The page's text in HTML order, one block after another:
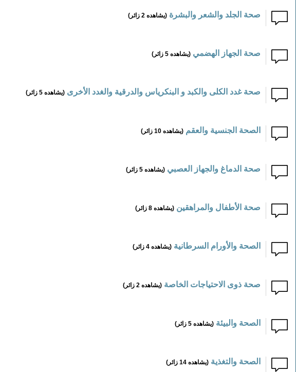
صحة الجلد والشعر والبشرة (يشاهده 2 زائر)
صحة الجهاز الهضمي (يشاهده 5 زائر)
صحة غدد الكلى والكبد و البنكرياس والدرقية والغدد الأخرى (يشاهده 5 زائر)
الصحة الجنسية والعقم (يشاهده 10 زائر)
صحة الدماغ والجهاز العصبي (يشاهده 5 زائر)
صحة الأطفال والمراهقين (يشاهده 8 زائر)
الصحة والأورام السرطانية (يشاهده 4 زائر)
صحة ذوى الاحتياجات الخاصة (يشاهده 2 زائر)
الصحة والبيئة (يشاهده 5 زائر)
الصحة والتغذية (يشاهده 14 زائر)